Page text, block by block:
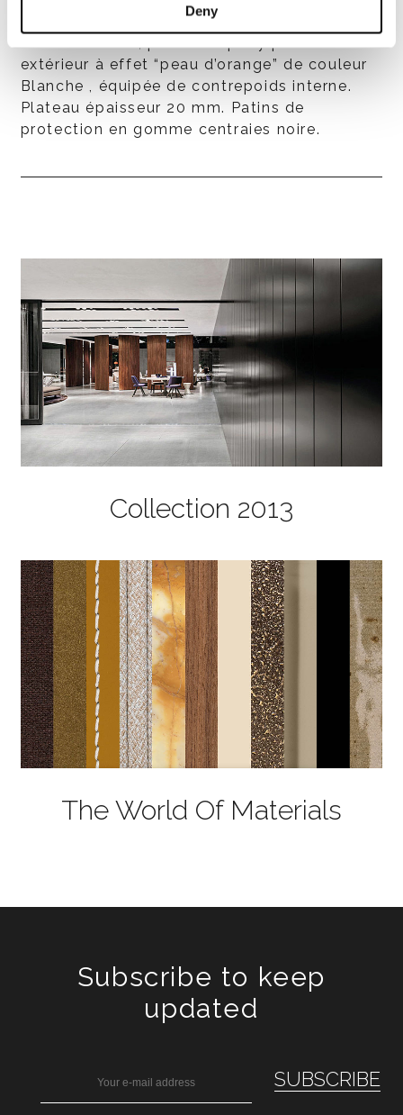
Deny
extérieur à effet “peau d’orange” de couleur
Blanche , équipée de contrepoids interne.
Plateau épaisseur 20 mm. Patins de
protection en gomme centraies noire.
Collection 2013
The World Of Materials
Subscribe to keep
updated